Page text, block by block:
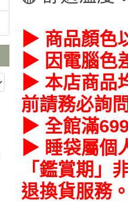
▶ 商品顏色
▶ 因電腦色
▶ 本店商品
前請務必詢
▶ 全館滿
▶ 睡袋屬個
「鑑賞期」
退換貨服務